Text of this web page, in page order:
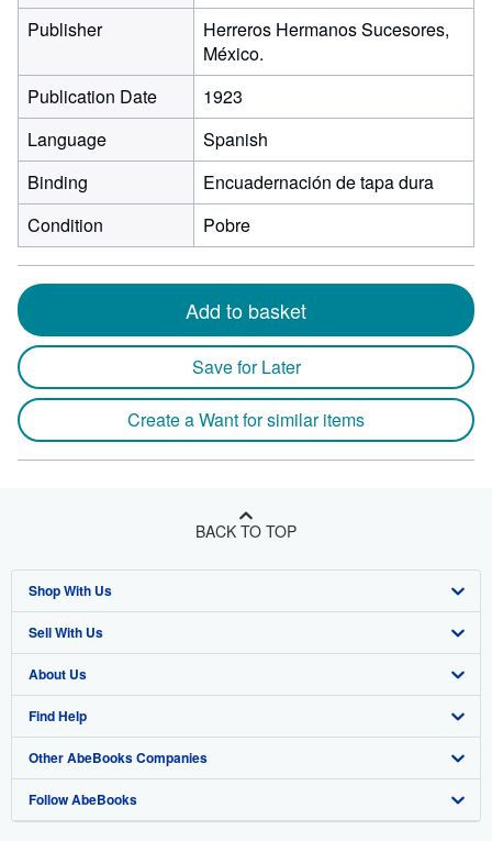
Publisher
Herreros Hermanos Sucesores,
México.
Publication Date
1923
Language
Spanish
Binding
Encuadernación de tapa dura
Condition
Pobre
Add to basket
Save for Later
Create a Want for similar items
BACK TO TOP
Shop With Us
Advanced Search
Browse Collections
My Account
My Orders
View Basket
Sell With Us
Start Selling
Join Our Affiliate Program
Book Buyback
Refer a seller
About Us
About AbeBooks
Media
Careers
Find Help
Help
Customer Support
Other AbeBooks Companies
AbeBooks.co.uk
Follow AbeBooks